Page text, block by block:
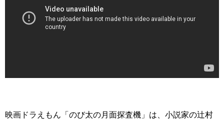
映画ドラえもん「のび太の月面探査機」は、小説家の辻村